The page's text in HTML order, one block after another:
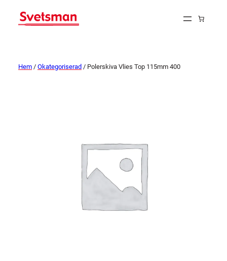
Hem / Okategoriserad / Polerskiva Vlies Top 115mm 400